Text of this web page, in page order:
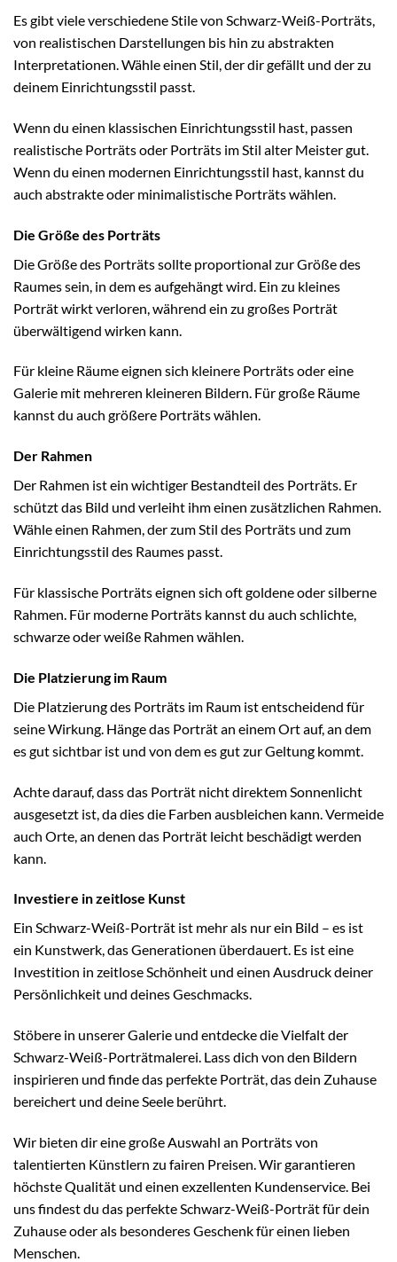
Es gibt viele verschiedene Stile von Schwarz-Weiß-Porträts,
von realistischen Darstellungen bis hin zu abstrakten
Interpretationen. Wähle einen Stil, der dir gefällt und der zu
deinem Einrichtungsstil passt.
Wenn du einen klassischen Einrichtungsstil hast, passen
realistische Porträts oder Porträts im Stil alter Meister gut.
Wenn du einen modernen Einrichtungsstil hast, kannst du
auch abstrakte oder minimalistische Porträts wählen.
Die Größe des Porträts
Die Größe des Porträts sollte proportional zur Größe des
Raumes sein, in dem es aufgehängt wird. Ein zu kleines
Porträt wirkt verloren, während ein zu großes Porträt
überwältigend wirken kann.
Für kleine Räume eignen sich kleinere Porträts oder eine
Galerie mit mehreren kleineren Bildern. Für große Räume
kannst du auch größere Porträts wählen.
Der Rahmen
Der Rahmen ist ein wichtiger Bestandteil des Porträts. Er
schützt das Bild und verleiht ihm einen zusätzlichen Rahmen.
Wähle einen Rahmen, der zum Stil des Porträts und zum
Einrichtungsstil des Raumes passt.
Für klassische Porträts eignen sich oft goldene oder silberne
Rahmen. Für moderne Porträts kannst du auch schlichte,
schwarze oder weiße Rahmen wählen.
Die Platzierung im Raum
Die Platzierung des Porträts im Raum ist entscheidend für
seine Wirkung. Hänge das Porträt an einem Ort auf, an dem
es gut sichtbar ist und von dem es gut zur Geltung kommt.
Achte darauf, dass das Porträt nicht direktem Sonnenlicht
ausgesetzt ist, da dies die Farben ausbleichen kann. Vermeide
auch Orte, an denen das Porträt leicht beschädigt werden
kann.
Investiere in zeitlose Kunst
Ein Schwarz-Weiß-Porträt ist mehr als nur ein Bild – es ist
ein Kunstwerk, das Generationen überdauert. Es ist eine
Investition in zeitlose Schönheit und einen Ausdruck deiner
Persönlichkeit und deines Geschmacks.
Stöbere in unserer Galerie und entdecke die Vielfalt der
Schwarz-Weiß-Porträtmalerei. Lass dich von den Bildern
inspirieren und finde das perfekte Porträt, das dein Zuhause
bereichert und deine Seele berührt.
Wir bieten dir eine große Auswahl an Porträts von
talentierten Künstlern zu fairen Preisen. Wir garantieren
höchste Qualität und einen exzellenten Kundenservice. Bei
uns findest du das perfekte Schwarz-Weiß-Porträt für dein
Zuhause oder als besonderes Geschenk für einen lieben
Menschen.